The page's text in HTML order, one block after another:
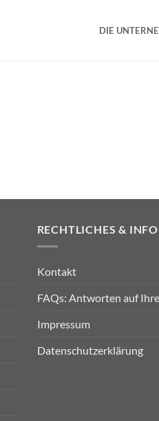
DIE
RECHTLICHES & INFO
Kontakt
FAQs: Antworten auf
Impressum
Datenschutzerklärung